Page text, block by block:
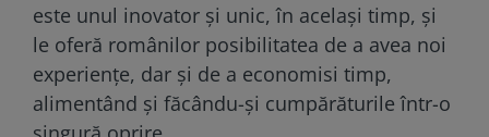
este unul inovator și unic, în același timp, și
le oferă românilor posibilitatea de a avea noi
experiențe, dar și de a economisi timp,
alimentând și făcându-și cumpărăturile într-o